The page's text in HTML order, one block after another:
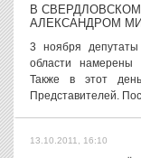
В
АЛЕКСАНДРОМ
3 ноября депутаты
области намерены
Также в этот
Представителей.
13.10.2011, 16:10